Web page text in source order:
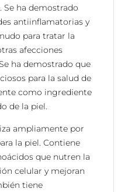
Se ha demostrado
antiinflamatorias y
para tratar la
afecciones
ha demostrado que
para la salud de
como ingrediente
de la piel.
ampliamente por
la piel. Contiene
que nutren la
celular y mejoran
tiene